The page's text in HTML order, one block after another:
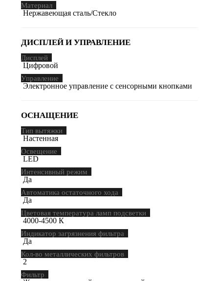
Материал
Нержавеющая сталь/Стекло
ДИСПЛЕЙ И УПРАВЛЕНИЕ
Дисплей
Цифровой
Управление
Электронное управление с сенсорными кнопками
ОСНАЩЕНИЕ
Тип вытяжки
Настенная
Освещение
LED
Интенсивный режим
Да
Автоматика остаточного хода
Да
Цветовая температура ламп подсветки
4000-4500 К
Индикатор загрязнения фильтра
Да
Кол-во металлических фильтров
2
Фильтр